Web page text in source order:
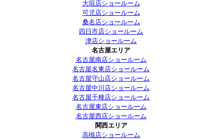
大垣店ショールーム
可児店ショールーム
桑名店ショールーム
四日市店ショールーム
津店ショールーム
名古屋エリア
名古屋南店ショールーム
名古屋名東店ショールーム
名古屋守山店ショールーム
名古屋中川店ショールーム
名古屋千種店ショールーム
名古屋東店ショールーム
名古屋西店ショールーム
関西エリア
高槻店ショールーム